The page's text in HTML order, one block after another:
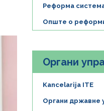
Реформа
Опште о
Органи
Kancelarija ITE
Органи државне